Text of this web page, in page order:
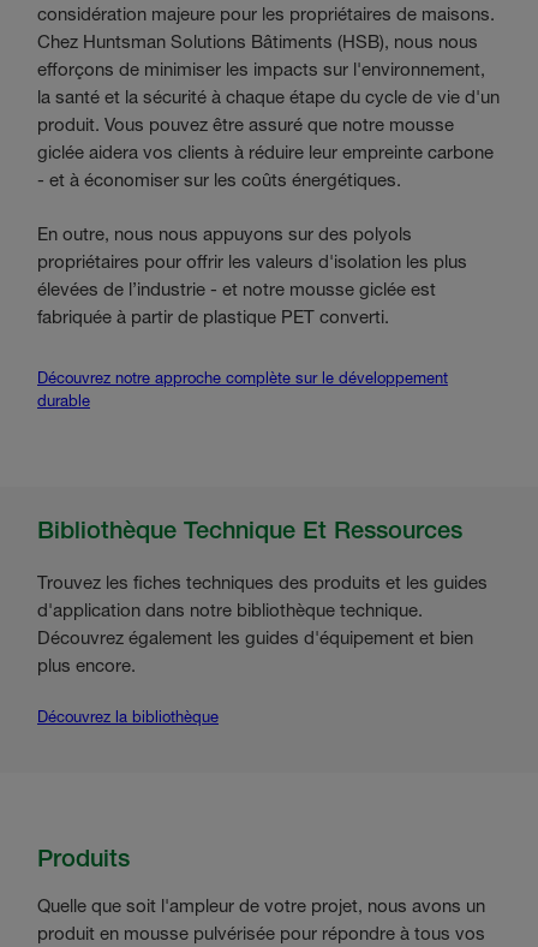
considération majeure pour les propriétaires de maisons.
Chez Huntsman Solutions Bâtiments (HSB), nous nous
efforçons de minimiser les impacts sur l'environnement,
la santé et la sécurité à chaque étape du cycle de vie d'un
produit. Vous pouvez être assuré que notre mousse
giclée aidera vos clients à réduire leur empreinte carbone
- et à économiser sur les coûts énergétiques.
En outre, nous nous appuyons sur des polyols
propriétaires pour offrir les valeurs d'isolation les plus
élevées de l’industrie - et notre mousse giclée est
fabriquée à partir de plastique PET converti.
Découvrez notre approche complète sur le développement
durable
Bibliothèque Technique Et Ressources
Trouvez les fiches techniques des produits et les guides
d'application dans notre bibliothèque technique.
Découvrez également les guides d'équipement et bien
plus encore.
Découvrez la bibliothèque
Produits
Quelle que soit l'ampleur de votre projet, nous avons un
produit en mousse pulvérisée pour répondre à tous vos